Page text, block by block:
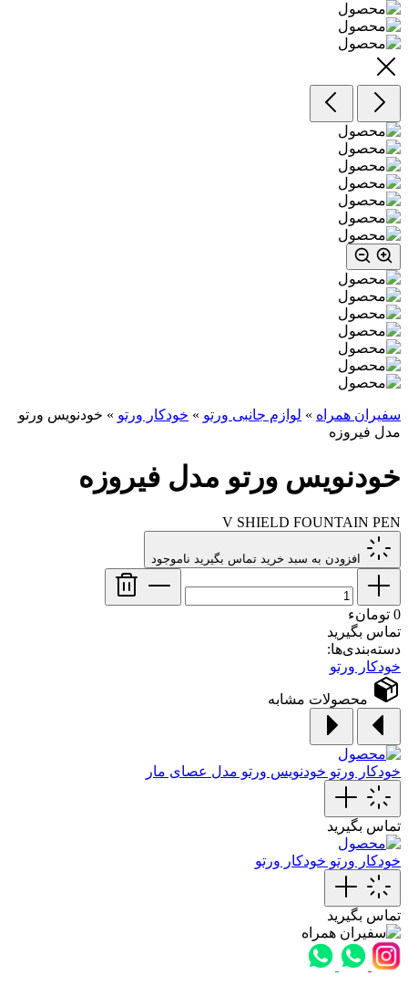
سفیران همراه » لوازم جانبی ورتو » خودکار ورتو » خودنویس ورتو
مدل فیروزه
خودنویس ورتو مدل فیروزه
V SHIELD FOUNTAIN PEN
افزودن به سبد خرید تماس بگیرید ناموجود
0 تومانء
تماس بگیرید
دسته‌بندی‌ها:
خودکار ورتو
محصولات مشابه
خودکار ورتو خودنویس ورتو مدل عصای مار
تماس بگیرید
خودکار ورتو خودکار ورتو
تماس بگیرید